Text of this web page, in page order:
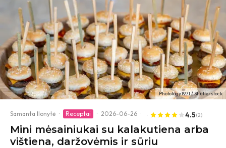
Photology1971 / Shutterstock
Samanta Ilonytė · Receptai · 2026-06-26 · 4.5(2)
Mini mėsainiukai su kalakutiena arba
vištiena, daržovėmis ir sūriu